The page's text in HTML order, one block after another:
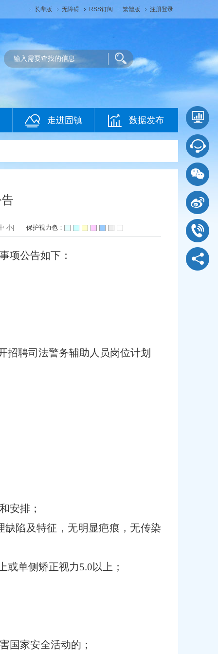
长辈版 无障碍 RSS订阅 繁體版 注册登录
走进固镇 数据发布
小] 保护视力色：
项公告如下：
招聘司法警务辅助人员岗位计划
安排；
缺陷及特征，无明显疤痕，无传染
或单侧矫正视力5.0以上；
国家安全活动的；